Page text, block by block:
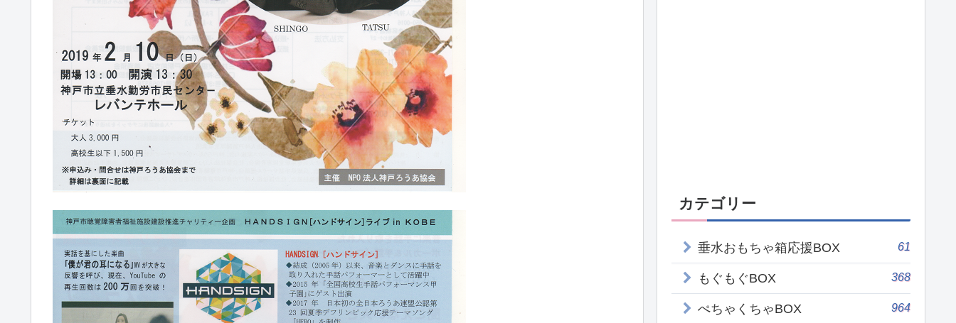
カテゴリー
垂水おもちゃ箱応援BOX 61
もぐもぐBOX 368
ぺちゃくちゃBOX 964